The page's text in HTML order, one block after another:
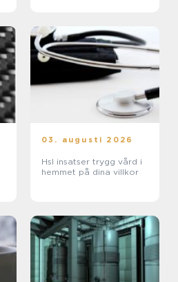
03. augusti 2026
Hsl insatser trygg vård i
hemmet på dina villkor